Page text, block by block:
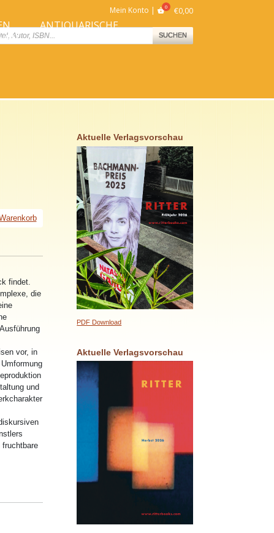
Mein Konto €0,00
SUCHEN
ANTIQUARISCHE
findet.
die
vor, in
und
fruchtbare
Aktuelle Verlagsvorschau
PDF Download
Aktuelle Verlagsvorschau